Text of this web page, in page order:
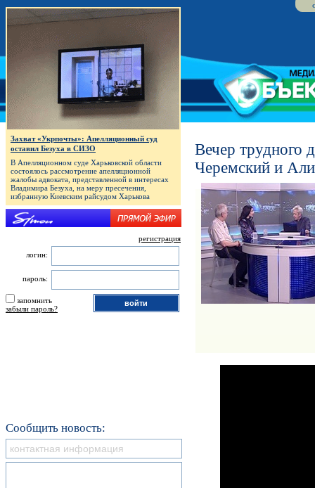
Вечер трудного
Черемский и
Захват «Укрпочты»: Апелляционный суд
оставил Безуха в СИЗО
В Апелляционном суде Харьковской области
состоялось рассмотрение апелляционной
жалобы адвоката, представленной в интересах
Владимира Безуха, на меру пресечения,
избранную Киевским райсудом Харькова
регистрация
логин:
пароль:
запомнить
забыли пароль?
Сообщить новость: